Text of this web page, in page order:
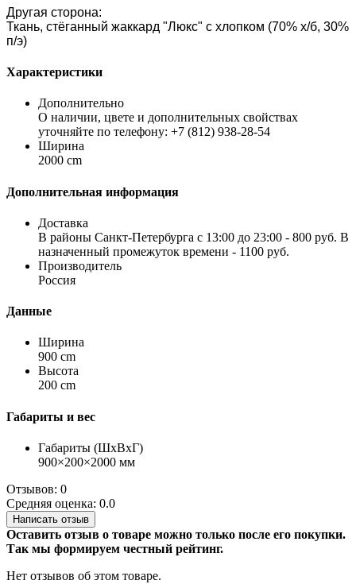
Другая сторона:
Ткань, стёганный жаккард "Люкс" с хлопком (70% х/б, 30%
п/э)
Характеристики
Дополнительно
О наличии, цвете и дополнительных свойствах
уточняйте по телефону: +7 (812) 938-28-54
Ширина
2000 cm
Дополнительная информация
Доставка
В районы Санкт-Петербурга с 13:00 до 23:00 - 800 руб. В
назначенный промежуток времени - 1100 руб.
Производитель
Россия
Данные
Ширина
900 cm
Высота
200 cm
Габариты и вес
Габариты (ШхВхГ)
900×200×2000 мм
Отзывов: 0
Средняя оценка: 0.0
Написать отзыв
Оставить отзыв о товаре можно только после его покупки.
Так мы формируем честный рейтинг.
Нет отзывов об этом товаре.